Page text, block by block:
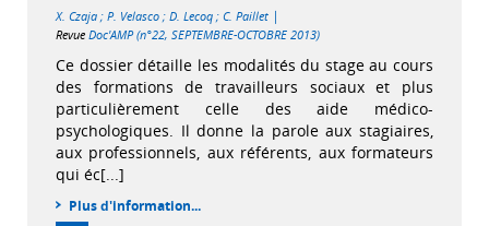
X. Czaja ; P. Velasco ; D. Lecoq ; C. Paillet |
Revue Doc'AMP (n°22, SEPTEMBRE-OCTOBRE 2013)
Ce dossier détaille les modalités du stage au cours
des formations de travailleurs sociaux et plus
particulièrement celle des aide médico-
psychologiques. Il donne la parole aux stagiaires,
aux professionnels, aux référents, aux formateurs
qui éc[...]
Plus d'information...